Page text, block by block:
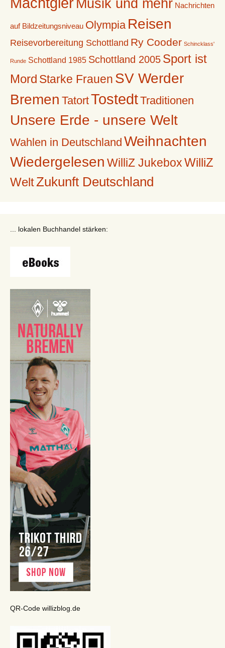
Musik und mehr Nachrichten
auf Bildzeitungsniveau Olympia Reisen
Reisevorbereitung Schottland Ry Cooder Schincklass'
Runde Schottland 1985 Schottland 2005 Sport ist
Mord Starke Frauen SV Werder
Bremen TatortTostedtTraditionen
Unsere Erde - unsere Welt
Wahlen in Deutschland Weihnachten
Wiedergelesen WilliZ Jukebox WilliZ
WeltZukunft Deutschland
... lokalen Buchhandel stärken:
QR-Code willizblog.de